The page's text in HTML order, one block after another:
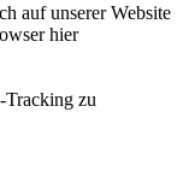
auf unserer Website
hier
Tracking zu